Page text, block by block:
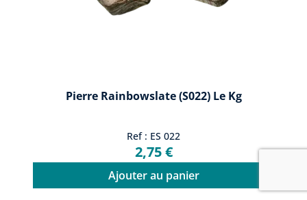
Pierre Rainbowslate (S022) Le Kg
Ref : ES 022
2,75 €
Ajouter au panier